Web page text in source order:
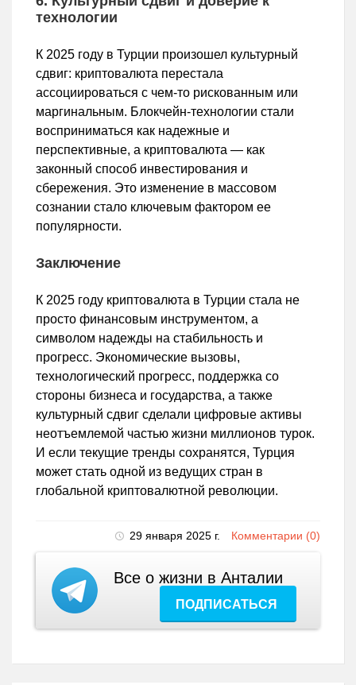
технологии
К 2025 году в Турции произошел культурный
сдвиг: криптовалюта перестала
ассоциироваться с чем-то рискованным или
маргинальным. Блокчейн-технологии стали
восприниматься как надежные и
перспективные, а криптовалюта — как
законный способ инвестирования и
сбережения. Это изменение в массовом
сознании стало ключевым фактором ее
популярности.
Заключение
К 2025 году криптовалюта в Турции стала не
просто финансовым инструментом, а
символом надежды на стабильность и
прогресс. Экономические вызовы,
технологический прогресс, поддержка со
стороны бизнеса и государства, а также
культурный сдвиг сделали цифровые активы
неотъемлемой частью жизни миллионов турок.
И если текущие тренды сохранятся, Турция
может стать одной из ведущих стран в
глобальной криптовалютной революции.
29 января 2025 г. Комментарии (0)
Все о жизни в Анталии
ПОДПИСАТЬСЯ